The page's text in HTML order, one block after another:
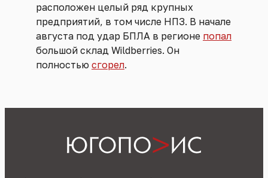
расположен целый ряд крупных
предприятий, в том числе НПЗ. В начале
августа под удар БПЛА в регионе попал
большой склад Wildberries. Он
полностью сгорел.